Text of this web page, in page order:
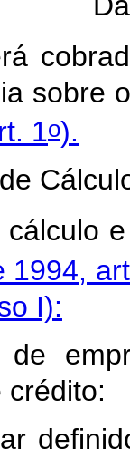
sobre
1o).
e
1994,
I):
crédito: